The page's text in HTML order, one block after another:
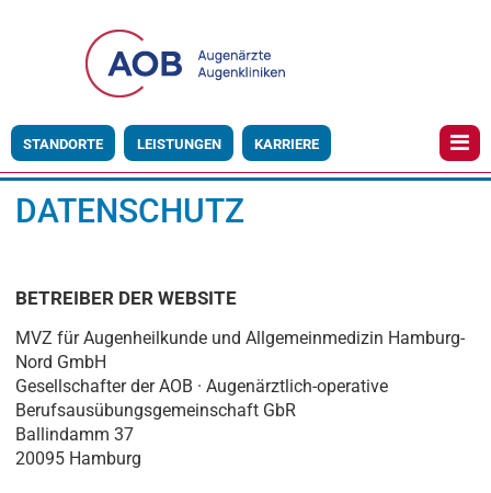
STANDORTE LEISTUNGEN KARRIERE
DATENSCHUTZ
BETREIBER DER WEBSITE
MVZ für Augenheilkunde und Allgemeinmedizin Hamburg-
Nord GmbH
Gesellschafter der AOB · Augenärztlich-operative
Berufsausübungsgemeinschaft GbR
Ballindamm 37
20095 Hamburg